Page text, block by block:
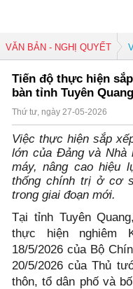
VĂN BẢN - NGHỊ QUYẾT
Tiến độ thực hiện
bàn tỉnh Tuyên Quang
Thứ tư, ngày 27-05-2026
Việc thực hiện sắp
lớn của Đảng và Nhà
máy, nâng cao hiệu
thống chính trị ở cơ
trong giai đoạn mới.
Tại tỉnh Tuyên
thực hiện nghiêm
18/5/2026 của Bộ
20/5/2026 của Thủ
thôn, tổ dân phố và